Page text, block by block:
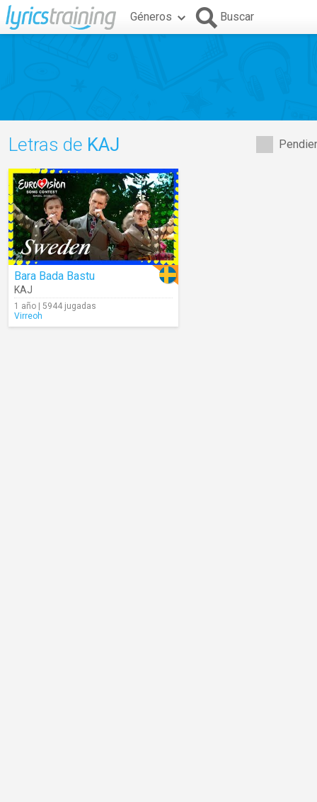
Géneros Buscar
Letras de KAJ
Bara Bada Bastu
KAJ
1 año | 5944 jugadas
Virreoh